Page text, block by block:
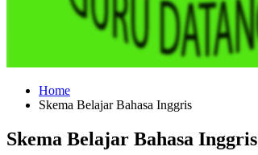
Home
Skema Belajar Bahasa Inggris
Skema Belajar Bahasa Inggris